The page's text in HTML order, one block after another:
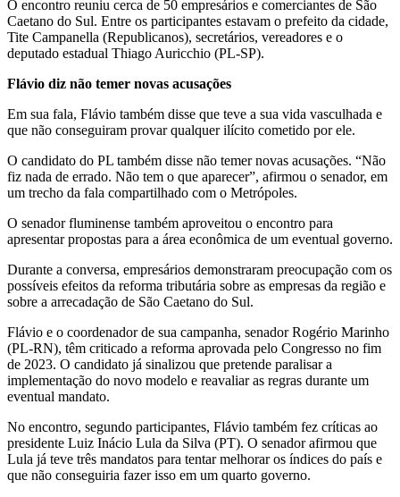
O encontro reuniu cerca de 50 empresários e comerciantes de São
Caetano do Sul. Entre os participantes estavam o prefeito da cidade,
Tite Campanella (Republicanos), secretários, vereadores e o
deputado estadual Thiago Auricchio (PL-SP).
Flávio diz não temer novas acusações
Em sua fala, Flávio também disse que teve a sua vida vasculhada e
que não conseguiram provar qualquer ilícito cometido por ele.
O candidato do PL também disse não temer novas acusações. “Não
fiz nada de errado. Não tem o que aparecer”, afirmou o senador, em
um trecho da fala compartilhado com o Metrópoles.
O senador fluminense também aproveitou o encontro para
apresentar propostas para a área econômica de um eventual governo.
Durante a conversa, empresários demonstraram preocupação com os
possíveis efeitos da reforma tributária sobre as empresas da região e
sobre a arrecadação de São Caetano do Sul.
Flávio e o coordenador de sua campanha, senador Rogério Marinho
(PL-RN), têm criticado a reforma aprovada pelo Congresso no fim
de 2023. O candidato já sinalizou que pretende paralisar a
implementação do novo modelo e reavaliar as regras durante um
eventual mandato.
No encontro, segundo participantes, Flávio também fez críticas ao
presidente Luiz Inácio Lula da Silva (PT). O senador afirmou que
Lula já teve três mandatos para tentar melhorar os índices do país e
que não conseguiria fazer isso em um quarto governo.